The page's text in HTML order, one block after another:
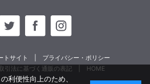
トサイト
プライバシー・ポリシー
引法に基づく通販の表記
HOME
利便性向上のため、